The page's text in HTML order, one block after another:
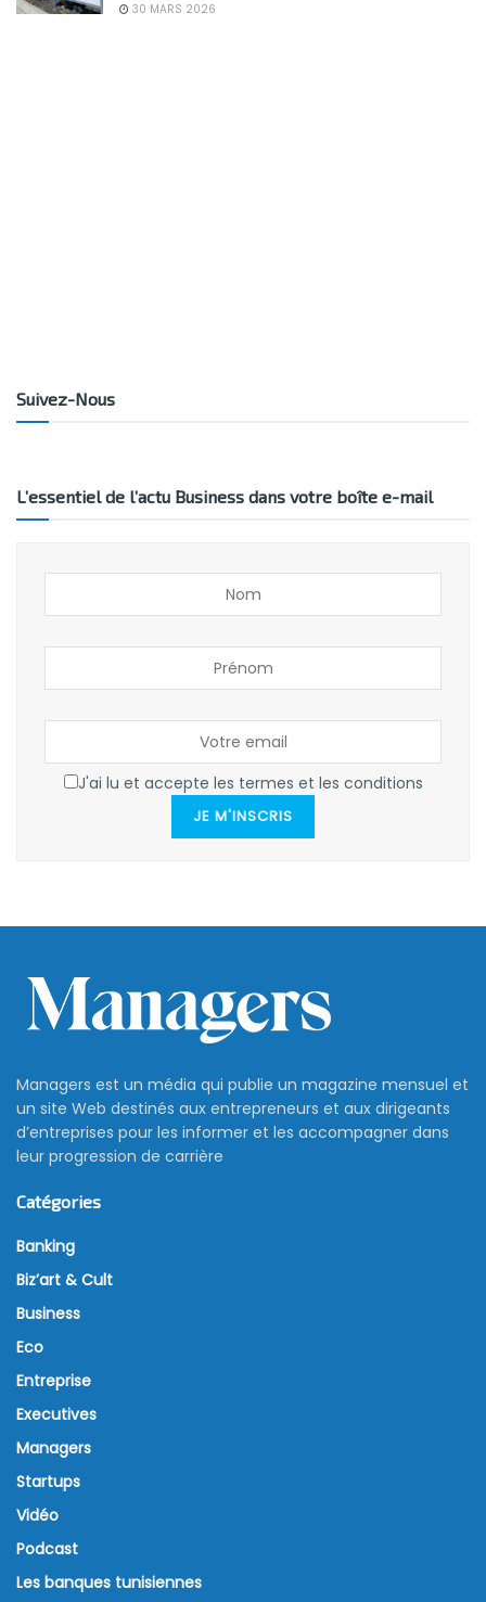
30 MARS 2026
Suivez-Nous
L’essentiel de l’actu Business dans votre boîte e-mail
J'ai lu et accepte les termes et les conditions
JE M'INSCRIS
Managers est un média qui publie un magazine mensuel et
un site Web destinés aux entrepreneurs et aux dirigeants
d’entreprises pour les informer et les accompagner dans
leur progression de carrière
Catégories
Banking
Biz’art & Cult
Business
Eco
Entreprise
Executives
Managers
Startups
Vidéo
Podcast
Les banques tunisiennes